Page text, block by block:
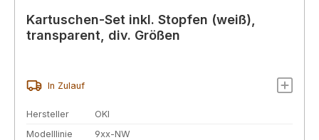
Kartuschen-Set inkl. Stopfen (weiß),
transparent, div. Größen
In Zulauf
Hersteller
OKI
Modelllinie
9xx-NW